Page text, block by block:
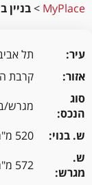
MyPlace
>
עיר
תל
אזור
קרבת
סוג
הנכס
מגרש/
ש. בנוי
520 מ"ר
ש.
מגרש
572 מ"ר